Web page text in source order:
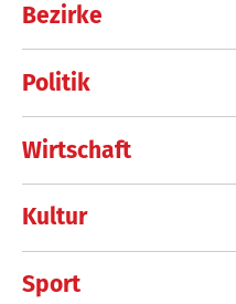
Bezirke
Politik
Wirtschaft
Kultur
Sport